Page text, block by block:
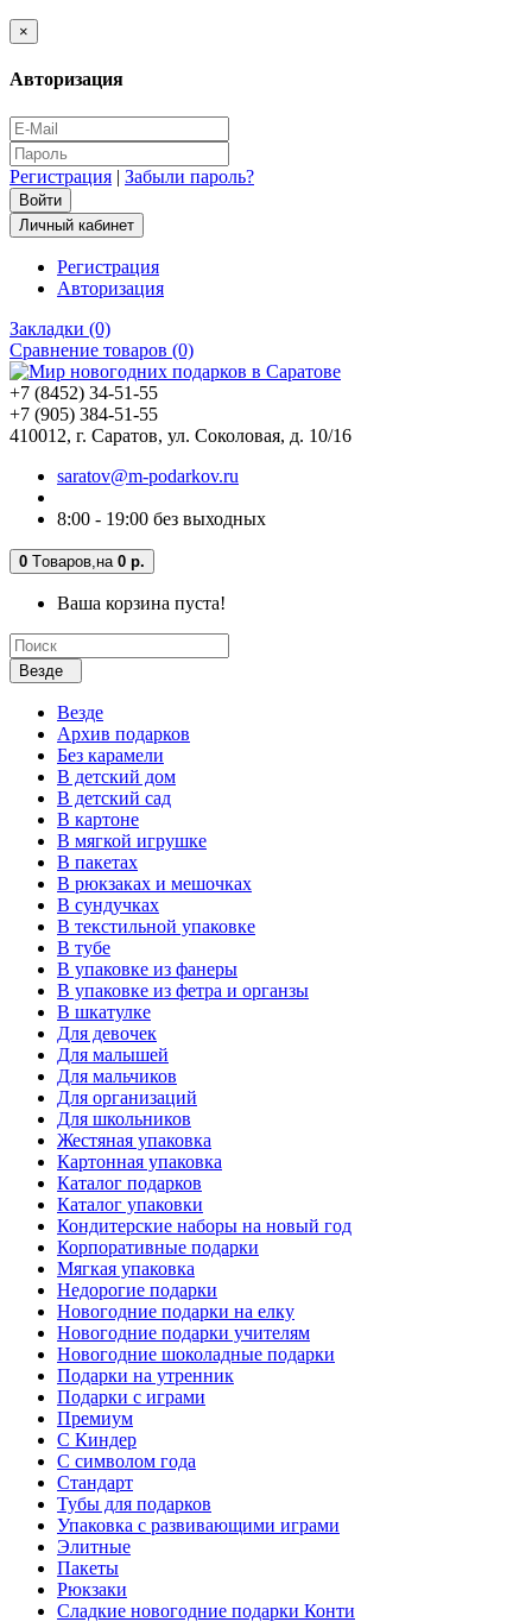
×
Авторизация
Регистрация | Забыли пароль?
Личный кабинет
Регистрация
Авторизация
Закладки (0)
Сравнение товаров (0)
+7 (8452) 34-51-55
+7 (905) 384-51-55
410012, г. Саратов, ул. Соколовая, д. 10/16
saratov@m-podarkov.ru
8:00 - 19:00 без выходных
0 Tоваров, на 0 р.
Ваша корзина пуста!
Везде
Везде
Архив подарков
Без карамели
В детский дом
В детский сад
В картоне
В мягкой игрушке
В пакетах
В рюкзаках и мешочках
В сундучках
В текстильной упаковке
В тубе
В упаковке из фанеры
В упаковке из фетра и органзы
В шкатулке
Для девочек
Для малышей
Для мальчиков
Для организаций
Для школьников
Жестяная упаковка
Картонная упаковка
Каталог подарков
Каталог упаковки
Кондитерские наборы на новый год
Корпоративные подарки
Мягкая упаковка
Недорогие подарки
Новогодние подарки на елку
Новогодние подарки учителям
Новогодние шоколадные подарки
Подарки на утренник
Подарки с играми
Премиум
С Киндер
С символом года
Стандарт
Тубы для подарков
Упаковка с развивающими играми
Элитные
Пакеты
Рюкзаки
Сладкие новогодние подарки Конти